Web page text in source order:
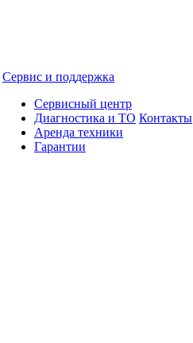
Сервис и поддержка
Сервисный центр
Диагностика и ТО
Аренда техники
Гарантии
Контакты